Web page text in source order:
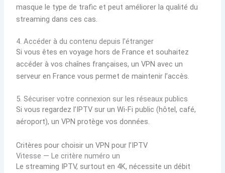
masque le type de trafic et peut améliorer la qualité du
streaming dans ces cas.
4. Accéder à du contenu depuis l’étranger
Si vous êtes en voyage hors de France et souhaitez
accéder à vos chaînes françaises, un VPN avec un
serveur en France vous permet de maintenir l’accès.
5. Sécuriser votre connexion sur les réseaux publics
Si vous regardez l’IPTV sur un Wi-Fi public (hôtel, café,
aéroport), un VPN protège vos données.
Critères pour choisir un VPN pour l’IPTV
Vitesse — Le critère numéro un
Le streaming IPTV, surtout en 4K, nécessite un débit